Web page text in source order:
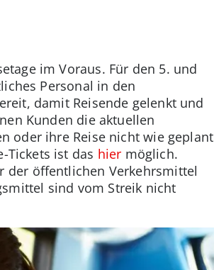
im Voraus. Für den 5. und
Personal in den
damit Reisende gelenkt und
Kunden die aktuellen
oder ihre Reise nicht wie geplant
Tickets ist das hier möglich.
der öffentlichen Verkehrsmittel
sind vom Streik nicht